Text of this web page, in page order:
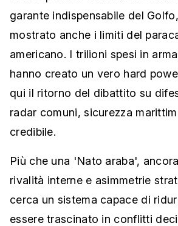
garante indispensabile del
mostrato anche i limiti del
americano. I trilioni spesi in
hanno creato un vero hard
qui il ritorno del dibattito su
radar comuni, sicurezza
credibile.
Più che una 'Nato araba',
rivalità interne e asimmetrie
cerca un sistema capace di
essere trascinato in conflitti